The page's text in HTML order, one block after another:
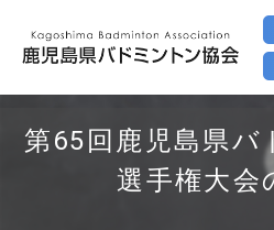
第65回鹿児島県バ
選手権大会